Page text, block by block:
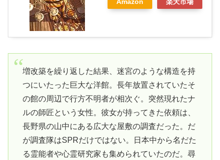
増改築を繰り返した結果、迷宮のような構造を持
つにいたった巨大な洋館。長年放置されていたそ
の館の周辺で行方不明者が相次ぐ。突然現れたナ
ルの師匠という女性。彼女が持ってきた依頼は、
長野県の山中にある広大な屋敷の調査だった。だ
が調査隊はSPRだけではない。日本中から名だた
る霊能者や心霊研究家も集められていたのだ。尋